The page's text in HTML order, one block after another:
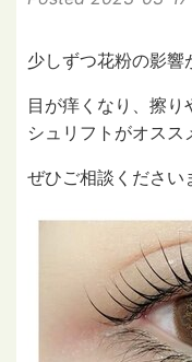
少しずつ花粉の影響
目が痒くなり、擦
シュリフトがオスス
ぜひご相談ください